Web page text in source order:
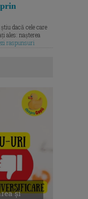
dacă cele care
ales: nașterea
raspunsuri
și